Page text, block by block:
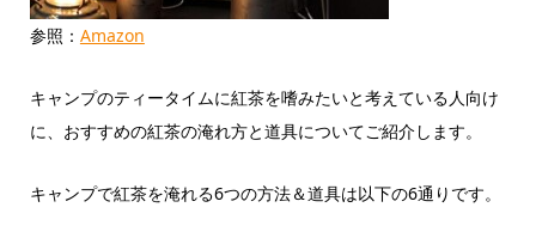
参照： Amazon
キャンプのティータイムに紅茶を嗜みたいと考えている人向け
に、おすすめの紅茶の淹れ方と道具についてご紹介します。
キャンプで紅茶を淹れる6つの方法＆道具は以下の6通りです。